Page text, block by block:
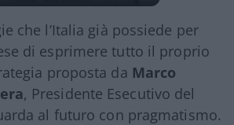
che l’Italia già possiede per
di esprimere tutto il proprio
proposta da Marco
, Presidente Esecutivo del
al futuro con pragmatismo.